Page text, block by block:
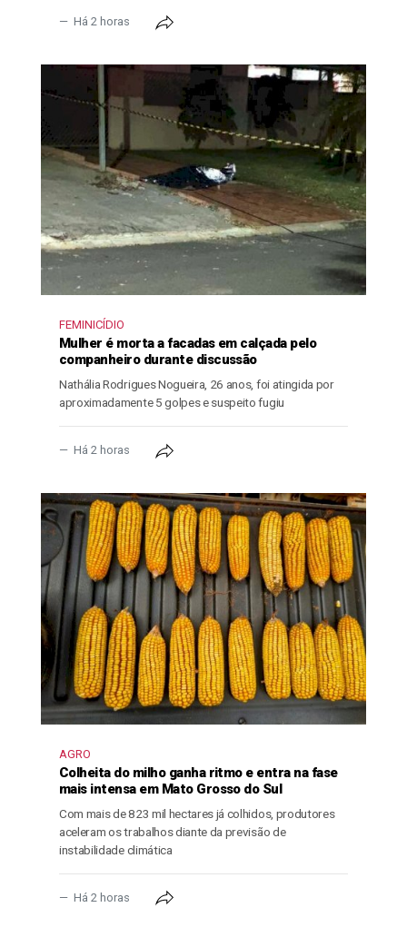
Há 2 horas
FEMINICÍDIO
Mulher é morta a facadas em calçada pelo
companheiro durante discussão
Nathália Rodrigues Nogueira, 26 anos, foi atingida por
aproximadamente 5 golpes e suspeito fugiu
Há 2 horas
AGRO
Colheita do milho ganha ritmo e entra na fase
mais intensa em Mato Grosso do Sul
Com mais de 823 mil hectares já colhidos, produtores
aceleram os trabalhos diante da previsão de
instabilidade climática
Há 2 horas